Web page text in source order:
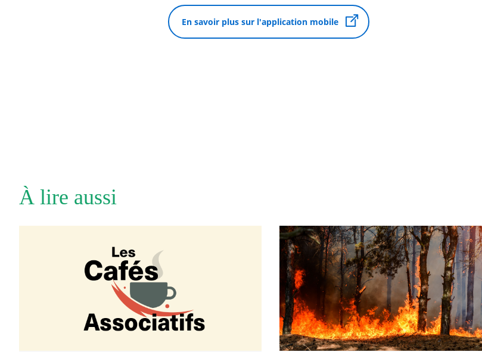
En savoir plus sur l'application mobile
À lire aussi